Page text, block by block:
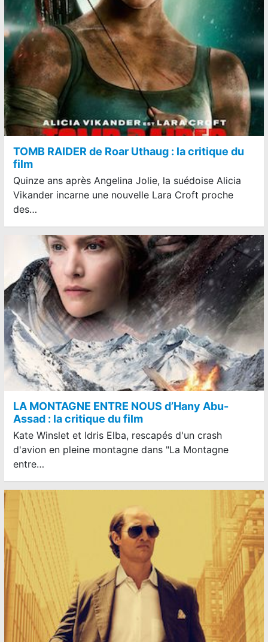
TOMB RAIDER de Roar Uthaug : la critique du
film
Quinze ans après Angelina Jolie, la suédoise Alicia
Vikander incarne une nouvelle Lara Croft proche
des…
LA MONTAGNE ENTRE NOUS d’Hany Abu-
Assad : la critique du film
Kate Winslet et Idris Elba, rescapés d'un crash
d'avion en pleine montagne dans "La Montagne
entre…